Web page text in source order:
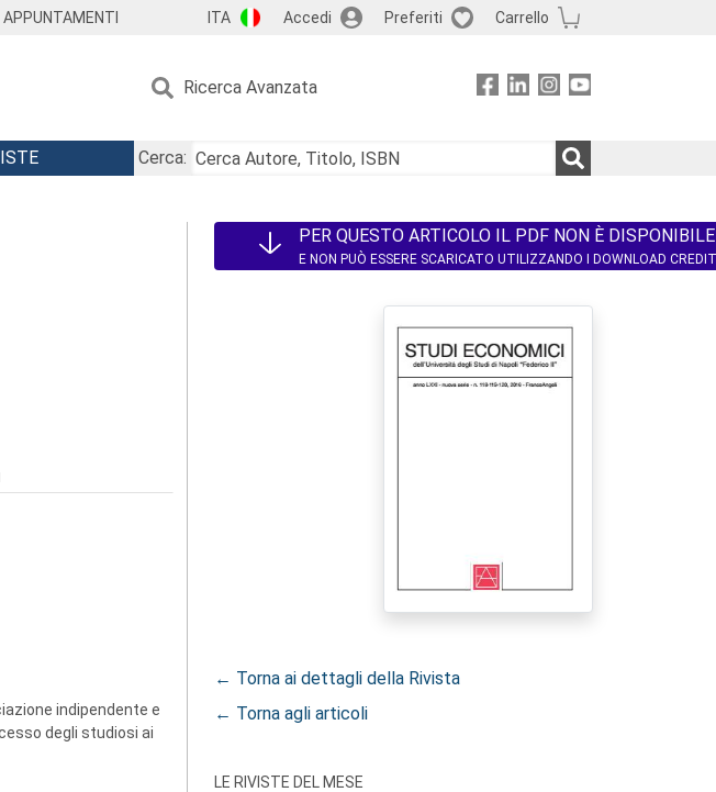
APPUNTAMENTI ITA Accedi Preferiti Carrello
Ricerca Avanzata
Cerca:
indipendente e
degli studiosi ai
PER QUESTO ARTICOLO IL PDF NON È DISPONIBILE
E NON PUÒ ESSERE SCARICATO UTILIZZANDO I DOWNLOAD CREDIT
← Torna ai dettagli della Rivista
← Torna agli articoli
LE RIVISTE DEL MESE